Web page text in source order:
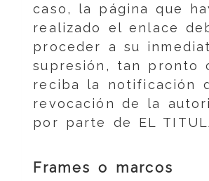
caso, la página que
realizado el enlace
proceder a su
supresión, tan pronto
reciba la notificación
revocación de la
por parte de EL
Frames o marcos